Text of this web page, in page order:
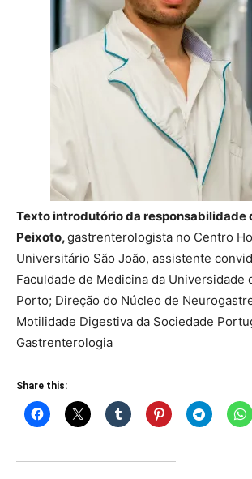
Texto introdutório da responsabilidade
Peixoto,gastrenterologista no Centro
Universitário São João, assistente
Faculdade de Medicina da Universidade
Porto; Direção do Núcleo de
Motilidade Digestiva da Sociedade
Gastrenterologia
Share this: